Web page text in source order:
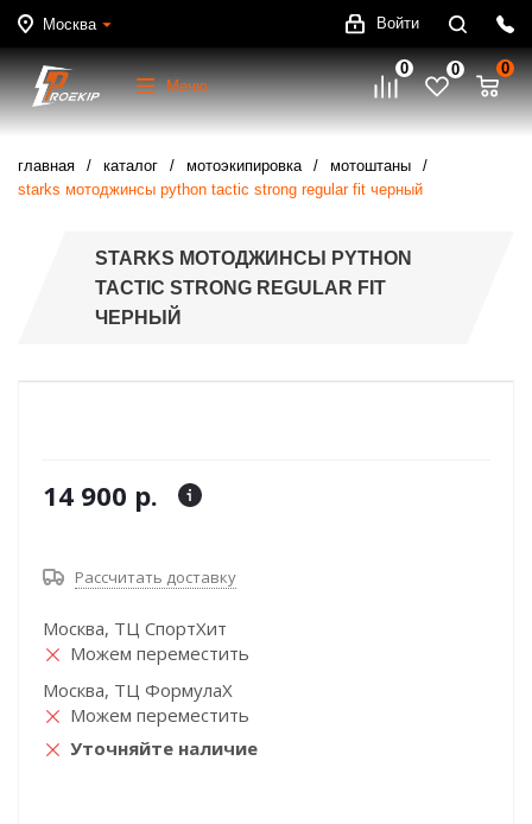
Москва Войти
Меню
0 0 0
главная каталог мотоэкипировка
мотоштаны
starks мотоджинсы python tactic strong regular fit черный
STARKS МОТОДЖИНСЫ PYTHON
TACTIC STRONG REGULAR FIT
ЧЕРНЫЙ
14 900 р.
Рассчитать доставку
Москва, ТЦ СпортХит
Можем переместить
Москва, ТЦ ФормулаХ
Можем переместить
Уточняйте наличие